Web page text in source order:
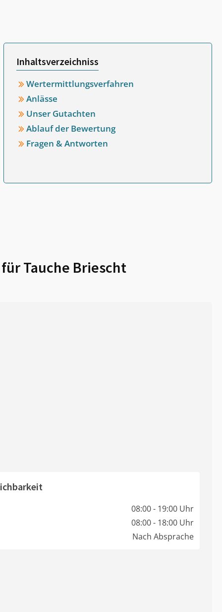
Inhaltsverzeichniss
Wertermittlungsverfahren
Anlässe
Unser Gutachten
Ablauf der Bewertung
Fragen & Antworten
Tauche Briescht
08:00 - 19:00 Uhr
08:00 - 18:00 Uhr
Nach Absprache